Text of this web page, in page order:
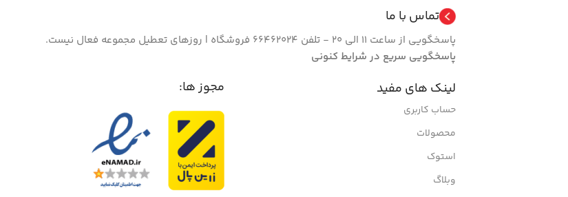
تماس با ما
پاسخگویی از ساعت 11 الی 20 - تلفن 66462024 فروشگاه | روزهای تعطیل مجموعه فعال نیست.
پاسخگویی سریع در شرایط کنونی
لینک های مفید
حساب کاربری
محصولات
استوک
وبلاگ
مجوز ها: